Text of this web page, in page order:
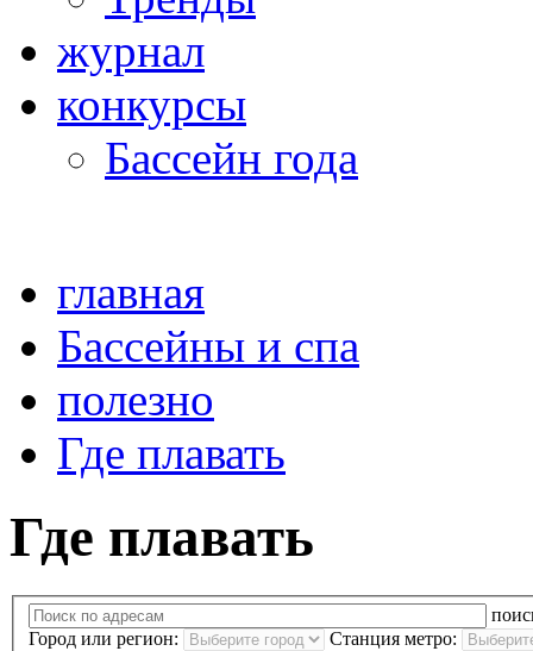
журнал
конкурсы
Бассейн года
главная
Бассейны и спа
полезно
Где плавать
Где плавать
Город или регион:
Станция метро: